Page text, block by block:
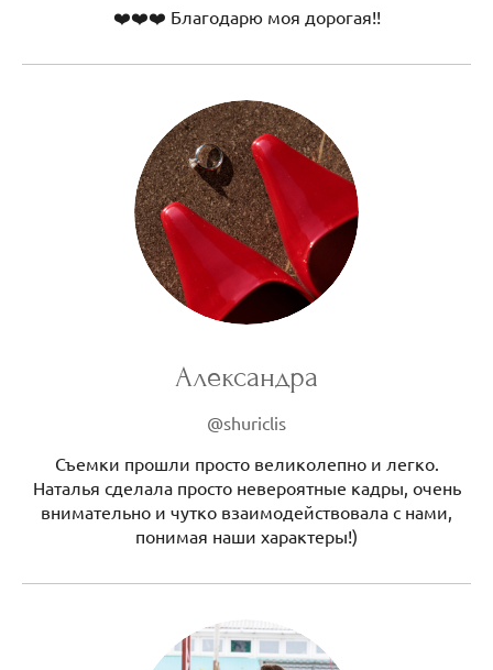
❤️❤️❤️ Благодарю моя дорогая!!
Александра
@shuriclis
Съемки прошли просто великолепно и легко.
Наталья сделала просто невероятные кадры, очень
внимательно и чутко взаимодействовала с нами,
понимая наши характеры!)